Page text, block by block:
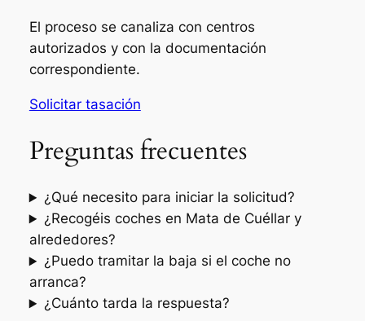
El proceso se canaliza con centros
autorizados y con la documentación
correspondiente.
Solicitar tasación
Preguntas frecuentes
¿Qué necesito para iniciar la solicitud?
¿Recogéis coches en Mata de Cuéllar y
alrededores?
¿Puedo tramitar la baja si el coche no
arranca?
¿Cuánto tarda la respuesta?